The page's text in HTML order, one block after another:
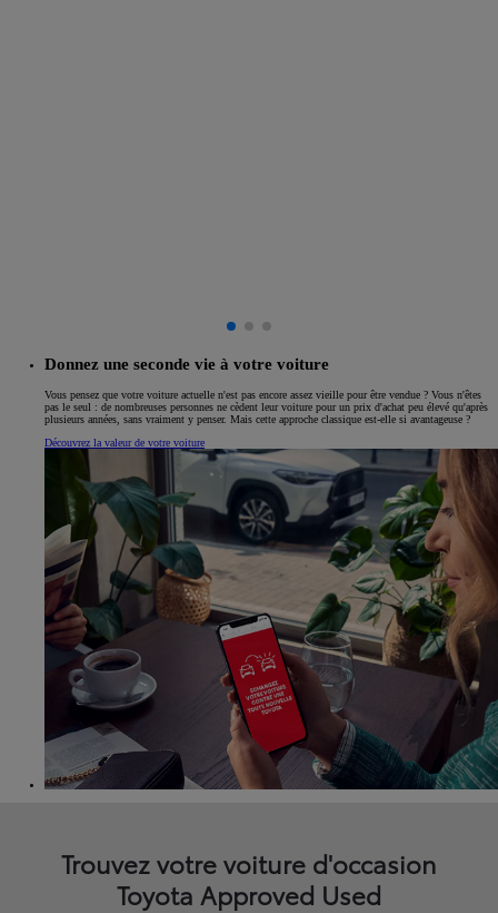
Donnez une seconde vie à votre voiture
Vous pensez que votre voiture actuelle n'est pas encore assez vieille pour être vendue ? Vous n'êtes
pas le seul : de nombreuses personnes ne cèdent leur voiture pour un prix d'achat peu élevé qu'après
plusieurs années, sans vraiment y penser. Mais cette approche classique est-elle si avantageuse ?
Découvrez la valeur de votre voiture
Trouvez votre voiture d'occasion
Toyota Approved Used